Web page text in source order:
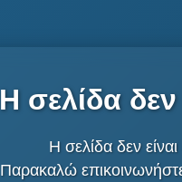
Η σελίδα δεν
Η σελίδα δεν
Παρακαλώ